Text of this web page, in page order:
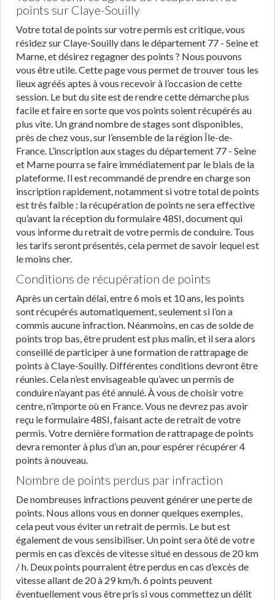
points sur Claye-Souilly
Votre total de points sur votre permis est critique, vous
résidez sur Claye-Souilly dans le département 77 - Seine et
Marne, et désirez regagner des points ? Nous pouvons
vous être utile. Cette page vous permet de trouver tous les
lieux agréés aptes à vous recevoir à l’occasion de cette
session. Le but du site est de rendre cette démarche plus
facile et faire en sorte que vos points soient récupérés au
plus vite. Un grand nombre de stages sont disponibles,
près de chez vous, sur l’ensemble de la région Île-de-
France. L’inscription aux stages du département 77 - Seine
et Marne pourra se faire immédiatement par le biais de la
plateforme. Il est recommandé de prendre en charge son
inscription rapidement, notamment si votre total de points
est très faible : la récupération de points ne sera effective
qu’avant la réception du formulaire 48SI, document qui
vous informe du retrait de votre permis de conduire. Tous
les tarifs seront présentés, cela permet de savoir lequel est
le moins cher.
Conditions de récupération de points
Après un certain délai, entre 6 mois et 10 ans, les points
sont récupérés automatiquement, seulement si l’on a
commis aucune infraction. Néanmoins, en cas de solde de
points trop bas, être prudent est plus malin, et il sera alors
conseillé de participer à une formation de rattrapage de
points à Claye-Souilly. Différentes conditions devront être
réunies. Cela n’est envisageable qu’avec un permis de
conduire n’ayant pas été annulé. À vous de choisir votre
centre, n’importe où en France. Vous ne devrez pas avoir
reçu le formulaire 48SI, faisant acte de retrait de votre
permis. Votre dernière formation de rattrapage de points
devra remonter à plus d’un an, pour espérer récupérer 4
points à nouveau.
Nombre de points perdus par infraction
De nombreuses infractions peuvent générer une perte de
points. Nous allons vous en donner quelques exemples,
cela peut vous éviter un retrait de permis. Le but est
également de vous sensibiliser. Un point sera ôté de votre
permis en cas d’excès de vitesse situé en dessous de 20 km
/ h. Deux points pourraient être perdus en cas d’excès de
vitesse allant de 20 à 29 km/h. 6 points peuvent
éventuellement vous être pris si vous commettez un délit